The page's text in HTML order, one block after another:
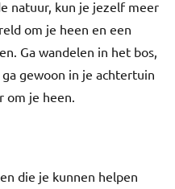
natuur, kun je jezelf meer
om je heen en een
Ga wandelen in het bos,
gewoon in je achtertuin
om je heen.
die je kunnen helpen